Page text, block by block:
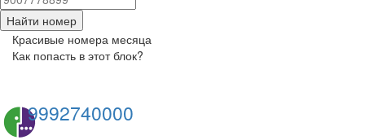
Найти номер
Красивые номера месяца
Как попасть в этот блок?
9992740000